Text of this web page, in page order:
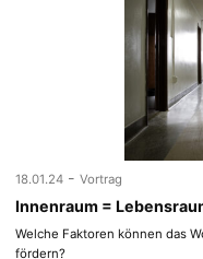
18.01.24 - Vortrag
Innenraum =
Welche Faktoren können das
fördern?